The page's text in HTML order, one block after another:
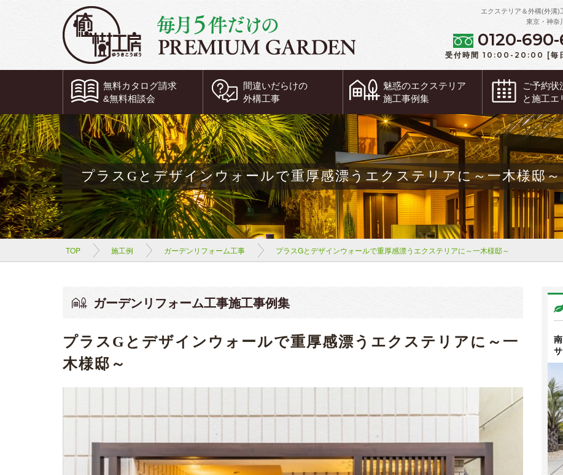
エクステリア＆外構(外溝)
東京・神奈
0120-
受付時間 10:00-20:00 [毎
無料カタログ請求
&無料相談会
間違いだらけの
外構工事
魅惑のエクステリア
施工事例集
ご予約状
と施工エ
プラスGとデザインウォールで重厚感漂うエクステリアに～一木様邸～
TOP 施工例 ガーデンリフォーム工事 プラスGとデザインウォールで重厚感漂うエクステリアに～一木様邸～
ガーデンリフォーム工事施工事例集
プラスGとデザインウォールで重厚感漂うエクステリアに～一
木様邸～